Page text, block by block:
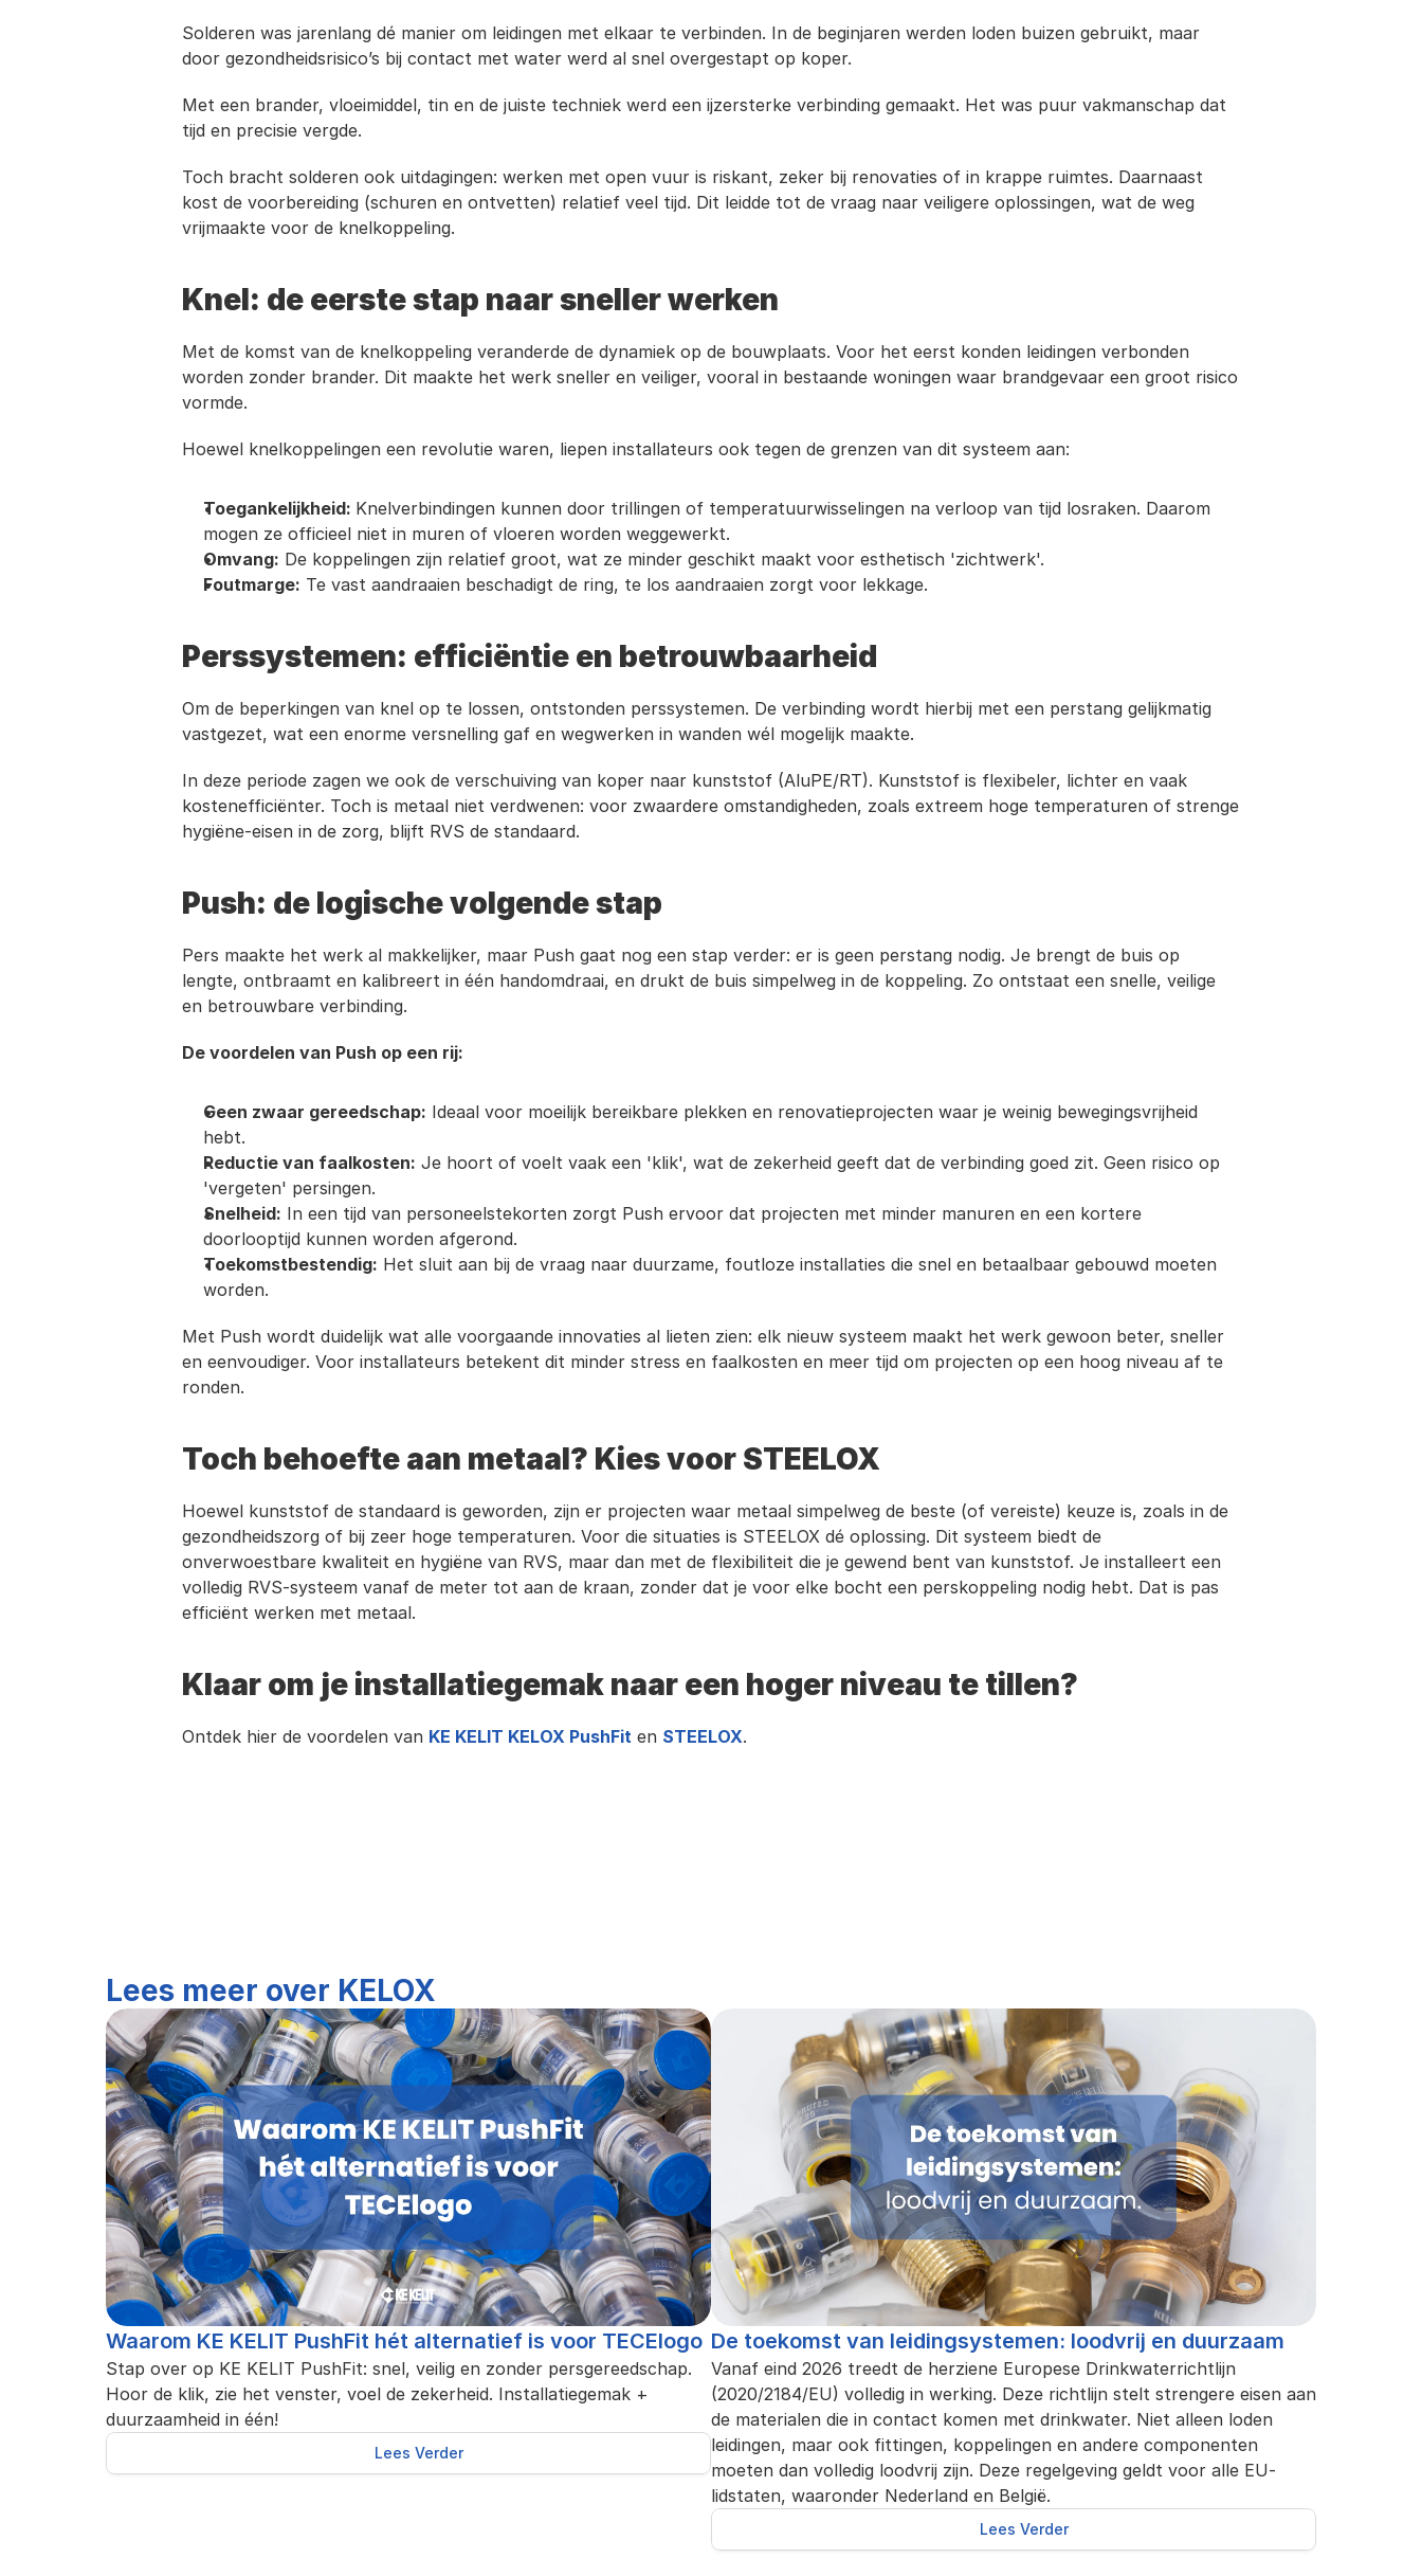
Solderen was jarenlang dé manier om leidingen met elkaar te verbinden. In de beginjaren werden loden buizen gebruikt, maar
door gezondheidsrisico’s bij contact met water werd al snel overgestapt op koper.
Met een brander, vloeimiddel, tin en de juiste techniek werd een ijzersterke verbinding gemaakt. Het was puur vakmanschap dat
tijd en precisie vergde.
Toch bracht solderen ook uitdagingen: werken met open vuur is riskant, zeker bij renovaties of in krappe ruimtes. Daarnaast
kost de voorbereiding (schuren en ontvetten) relatief veel tijd. Dit leidde tot de vraag naar veiligere oplossingen, wat de weg
vrijmaakte voor de knelkoppeling.
Knel: de eerste stap naar sneller werken
Met de komst van de knelkoppeling veranderde de dynamiek op de bouwplaats. Voor het eerst konden leidingen verbonden
worden zonder brander. Dit maakte het werk sneller en veiliger, vooral in bestaande woningen waar brandgevaar een groot risico
vormde.
Hoewel knelkoppelingen een revolutie waren, liepen installateurs ook tegen de grenzen van dit systeem aan:
Toegankelijkheid: Knelverbindingen kunnen door trillingen of temperatuurwisselingen na verloop van tijd losraken. Daarom
mogen ze officieel niet in muren of vloeren worden weggewerkt.
Omvang: De koppelingen zijn relatief groot, wat ze minder geschikt maakt voor esthetisch 'zichtwerk'.
Foutmarge: Te vast aandraaien beschadigt de ring, te los aandraaien zorgt voor lekkage.
Perssystemen: efficiëntie en betrouwbaarheid
Om de beperkingen van knel op te lossen, ontstonden perssystemen. De verbinding wordt hierbij met een perstang gelijkmatig
vastgezet, wat een enorme versnelling gaf en wegwerken in wanden wél mogelijk maakte.
In deze periode zagen we ook de verschuiving van koper naar kunststof (AluPE/RT). Kunststof is flexibeler, lichter en vaak
kostenefficiënter. Toch is metaal niet verdwenen: voor zwaardere omstandigheden, zoals extreem hoge temperaturen of strenge
hygiëne-eisen in de zorg, blijft RVS de standaard.
Push: de logische volgende stap
Pers maakte het werk al makkelijker, maar Push gaat nog een stap verder: er is geen perstang nodig. Je brengt de buis op
lengte, ontbraamt en kalibreert in één handomdraai, en drukt de buis simpelweg in de koppeling. Zo ontstaat een snelle, veilige
en betrouwbare verbinding.
De voordelen van Push op een rij:
Geen zwaar gereedschap: Ideaal voor moeilijk bereikbare plekken en renovatieprojecten waar je weinig bewegingsvrijheid
hebt.
Reductie van faalkosten: Je hoort of voelt vaak een 'klik', wat de zekerheid geeft dat de verbinding goed zit. Geen risico op
'vergeten' persingen.
Snelheid: In een tijd van personeelstekorten zorgt Push ervoor dat projecten met minder manuren en een kortere
doorlooptijd kunnen worden afgerond.
Toekomstbestendig: Het sluit aan bij de vraag naar duurzame, foutloze installaties die snel en betaalbaar gebouwd moeten
worden.
Met Push wordt duidelijk wat alle voorgaande innovaties al lieten zien: elk nieuw systeem maakt het werk gewoon beter, sneller
en eenvoudiger. Voor installateurs betekent dit minder stress en faalkosten en meer tijd om projecten op een hoog niveau af te
ronden.
Toch behoefte aan metaal? Kies voor STEELOX
Hoewel kunststof de standaard is geworden, zijn er projecten waar metaal simpelweg de beste (of vereiste) keuze is, zoals in de
gezondheidszorg of bij zeer hoge temperaturen. Voor die situaties is STEELOX dé oplossing. Dit systeem biedt de
onverwoestbare kwaliteit en hygiëne van RVS, maar dan met de flexibiliteit die je gewend bent van kunststof. Je installeert een
volledig RVS-systeem vanaf de meter tot aan de kraan, zonder dat je voor elke bocht een perskoppeling nodig hebt. Dat is pas
efficiënt werken met metaal.
Klaar om je installatiegemak naar een hoger niveau te tillen?
Ontdek hier de voordelen van KE KELIT KELOX PushFit en STEELOX.
Lees meer over KELOX
Waarom KE KELIT PushFit hét alternatief is voor TECElogo
Stap over op KE KELIT PushFit: snel, veilig en zonder persgereedschap.
Hoor de klik, zie het venster, voel de zekerheid. Installatiegemak +
duurzaamheid in één!
Lees Verder
De toekomst van leidingsystemen: loodvrij en duurzaam
Vanaf eind 2026 treedt de herziene Europese Drinkwaterrichtlijn
(2020/2184/EU) volledig in werking. Deze richtlijn stelt strengere eisen aan
de materialen die in contact komen met drinkwater. Niet alleen loden
leidingen, maar ook fittingen, koppelingen en andere componenten
moeten dan volledig loodvrij zijn. Deze regelgeving geldt voor alle EU-
lidstaten, waaronder Nederland en België.
Lees Verder